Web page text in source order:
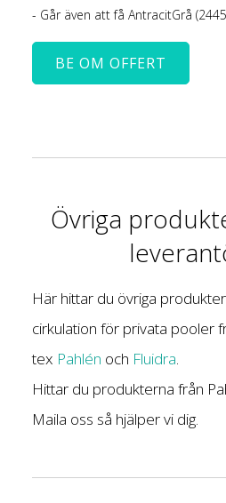
- Går även att få AntracitGrå
BE OM OFFERT
Övriga
Här hittar du övriga
cirkulation för privata pooler
tex Pahlén och Fluidra.
Hittar du produkterna från
Maila oss så hjälper vi dig.